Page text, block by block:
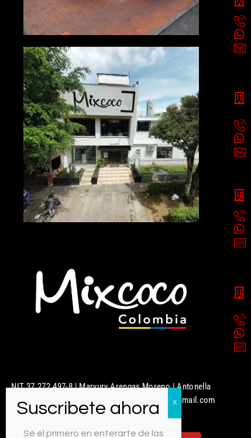
NIT 37.272.497-8 | Maryury Arengas Moreno | Antonella
Nails | Mixcoco Colombia | mixcococolombia@gmail.com
| 320 949 5951
Sé el primero en enterarte de las